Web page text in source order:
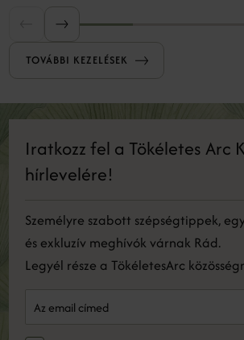
TOVÁBBI KEZELÉSEK
Iratkozz fel a Tökéletes Arc
hírlevelére!
Személyre szabott szépségtippek,
és exkluzív meghívók várnak Rád.
Legyél része a TökéletesArc